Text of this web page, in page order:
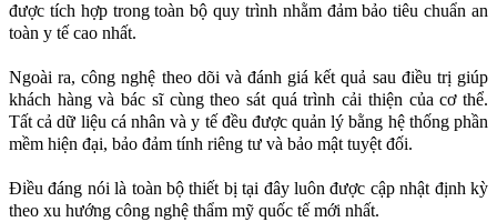
được tích hợp trong toàn bộ quy trình nhằm đảm bảo tiêu chuẩn an
toàn y tế cao nhất.
Ngoài ra, công nghệ theo dõi và đánh giá kết quả sau điều trị giúp
khách hàng và bác sĩ cùng theo sát quá trình cải thiện của cơ thể.
Tất cả dữ liệu cá nhân và y tế đều được quản lý bằng hệ thống phần
mềm hiện đại, bảo đảm tính riêng tư và bảo mật tuyệt đối.
Điều đáng nói là toàn bộ thiết bị tại đây luôn được cập nhật định kỳ
theo xu hướng công nghệ thẩm mỹ quốc tế mới nhất.